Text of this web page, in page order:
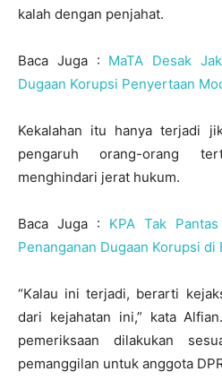
kalah dengan penjahat.
Baca Juga : MaTA Desak
Dugaan Korupsi Penyertaan
Kekalahan itu hanya terjadi
pengaruh orang-orang
menghindari jerat hukum.
Baca Juga : KPA Tak
Penanganan Dugaan Korupsi di
“Kalau ini terjadi, berarti
dari kejahatan ini,” kata
pemeriksaan dilakukan
pemanggilan untuk anggota